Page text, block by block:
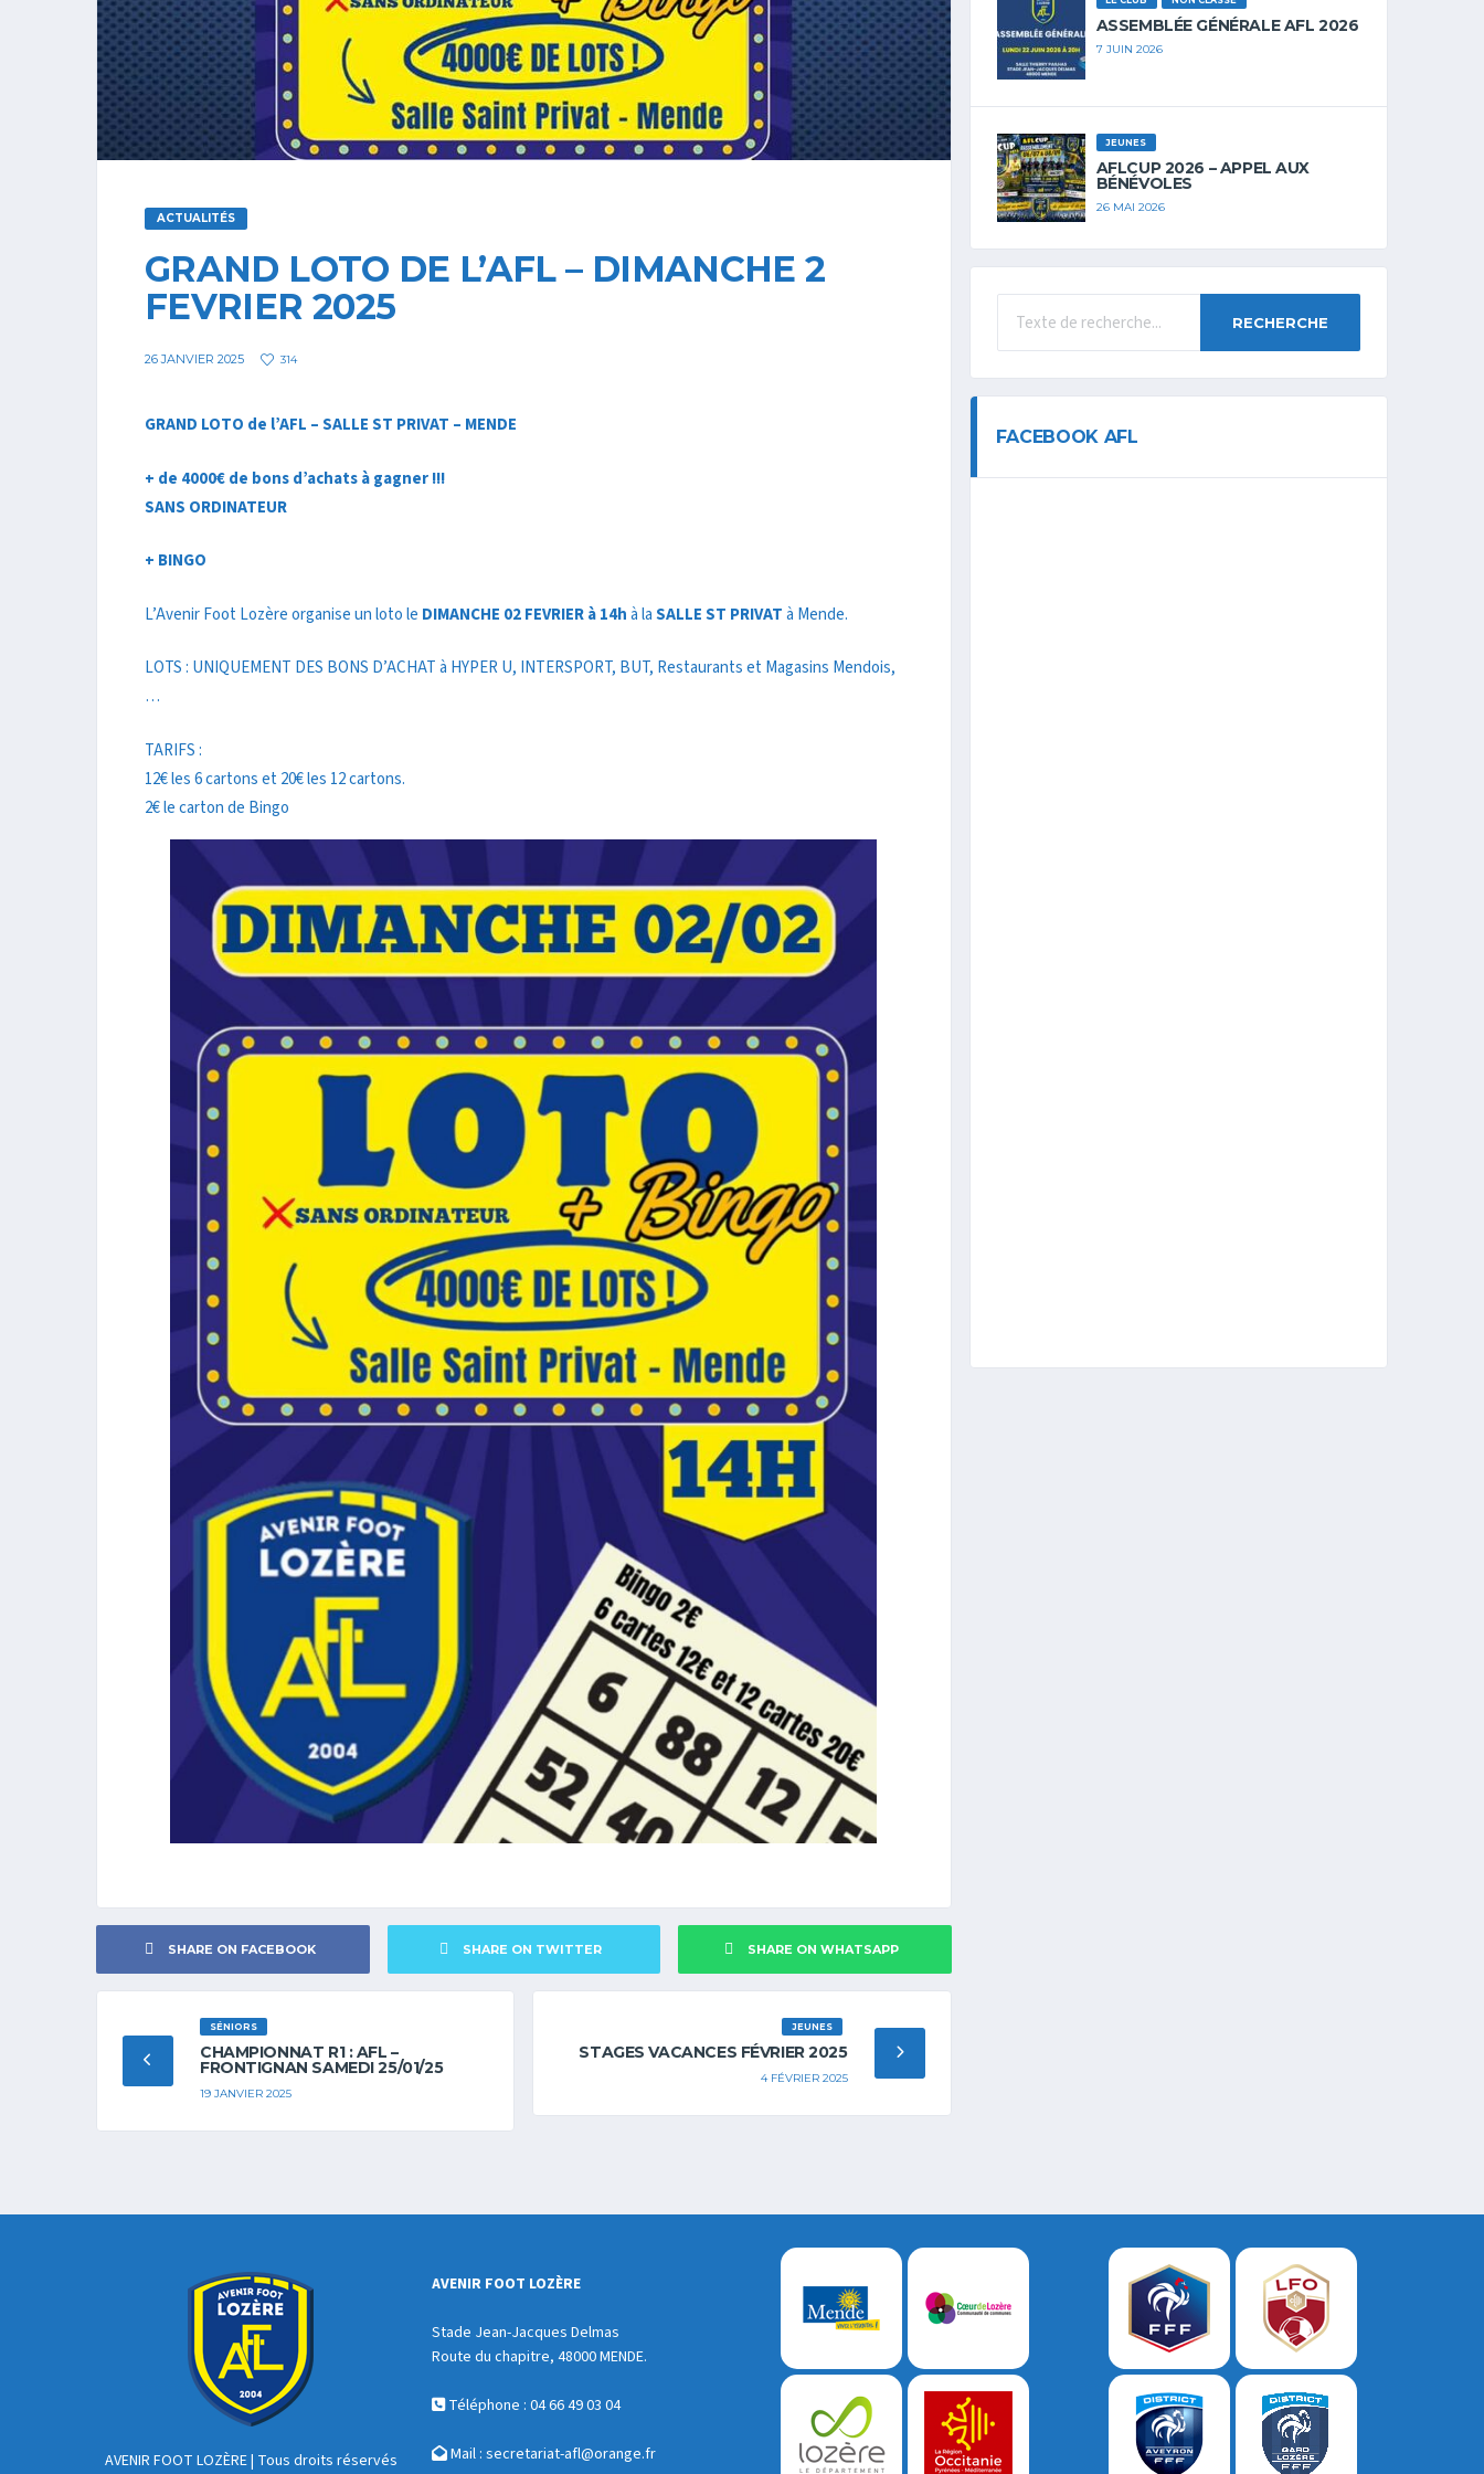
ACTUALITÉS
GRAND LOTO DE L’AFL – DIMANCHE 2
FEVRIER 2025
26 JANVIER 2025 314
GRAND LOTO de l’AFL –SALLE ST PRIVAT – MENDE
+ de 4000€ de bons d’achats à gagner !!!
SANS ORDINATEUR
+ BINGO
L’Avenir Foot Lozère organise un loto le DIMANCHE 02 FEVRIER à 14hà laSALLE ST PRIVATà Mende.
LOTS : UNIQUEMENT DES BONS D’ACHAT à HYPER U, INTERSPORT, BUT, Restaurants et Magasins Mendois,
…
TARIFS :
12€ les 6 cartons et 20€ les 12 cartons.
2€ le carton de Bingo
SHARE ON FACEBOOK SHARE ON TWITTER SHARE ON WHATSAPP
SÉNIORS
CHAMPIONNAT R1 : AFL –
FRONTIGNAN SAMEDI 25/01/25
19 JANVIER 2025
JEUNES
STAGES VACANCES FÉVRIER 2025
4 FÉVRIER 2025
ASSEMBLÉE GÉNÉRALE AFL 2026
7 JUIN 2026
JEUNES
AFLCUP 2026 – APPEL AUX
BÉNÉVOLES
26 MAI 2026
RECHERCHE
FACEBOOK AFL
AVENIR FOOT LOZÈRE| Tous droits réservés
AVENIR FOOT LOZÈRE
Stade Jean-Jacques Delmas
Route du chapitre, 48000 MENDE.
Téléphone : 04 66 49 03 04
Mail : secretariat-afl@orange.fr